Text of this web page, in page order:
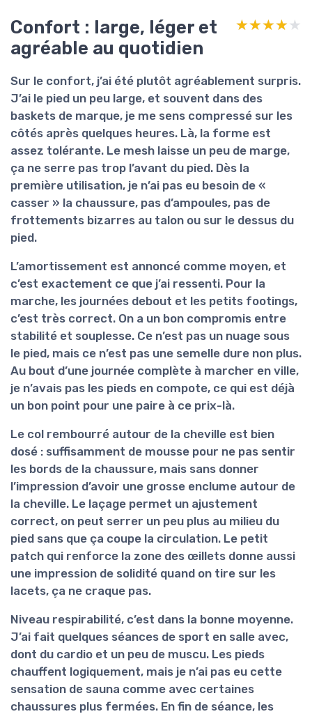
Confort : large, léger et
agréable au quotidien
★★★★★
★★★★★
Sur le confort, j’ai été plutôt agréablement surpris.
J’ai le pied un peu large, et souvent dans des
baskets de marque, je me sens compressé sur les
côtés après quelques heures. Là, la forme est
assez tolérante. Le mesh laisse un peu de marge,
ça ne serre pas trop l’avant du pied. Dès la
première utilisation, je n’ai pas eu besoin de «
casser » la chaussure, pas d’ampoules, pas de
frottements bizarres au talon ou sur le dessus du
pied.
L’amortissement est annoncé comme moyen, et
c’est exactement ce que j’ai ressenti. Pour la
marche, les journées debout et les petits footings,
c’est très correct. On a un bon compromis entre
stabilité et souplesse. Ce n’est pas un nuage sous
le pied, mais ce n’est pas une semelle dure non plus.
Au bout d’une journée complète à marcher en ville,
je n’avais pas les pieds en compote, ce qui est déjà
un bon point pour une paire à ce prix-là.
Le col rembourré autour de la cheville est bien
dosé : suffisamment de mousse pour ne pas sentir
les bords de la chaussure, mais sans donner
l’impression d’avoir une grosse enclume autour de
la cheville. Le laçage permet un ajustement
correct, on peut serrer un peu plus au milieu du
pied sans que ça coupe la circulation. Le petit
patch qui renforce la zone des œillets donne aussi
une impression de solidité quand on tire sur les
lacets, ça ne craque pas.
Niveau respirabilité, c’est dans la bonne moyenne.
J’ai fait quelques séances de sport en salle avec,
dont du cardio et un peu de muscu. Les pieds
chauffent logiquement, mais je n’ai pas eu cette
sensation de sauna comme avec certaines
chaussures plus fermées. En fin de séance, les